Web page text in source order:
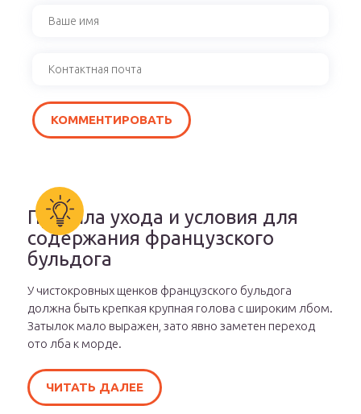
Правила ухода и условия для
содержания французского
бульдога
У чистокровных щенков французского бульдога
должна быть крепкая крупная голова с широким лбом.
Затылок мало выражен, зато явно заметен переход
ото лба к морде.
ЧИТАТЬ ДАЛЕЕ